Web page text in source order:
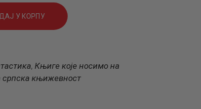
У КОРПУ
, Књиге које носимо на
српска књижевност